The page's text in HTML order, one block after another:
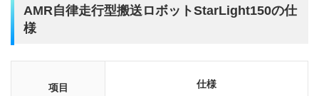
AMR自律走行型搬送ロボットStarLight150の仕
様
项目 仕様